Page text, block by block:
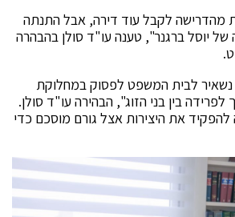
מהדרישה לקבל עוד דירה, אבל התנתה
יוסל ברגנר", טענה עו"ד סולן בהבהרה
לבית המשפט לפסוק במחלוקת
בין בני הזוג", הבהירה עו"ד סולן.
להפקיד את היצירות אצל גורם מוסכם כדי